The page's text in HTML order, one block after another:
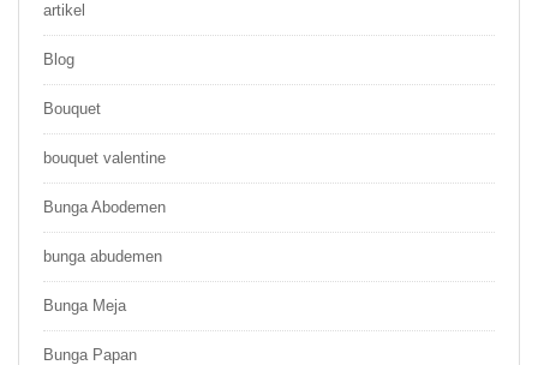
artikel
Blog
Bouquet
bouquet valentine
Bunga Abodemen
bunga abudemen
Bunga Meja
Bunga Papan